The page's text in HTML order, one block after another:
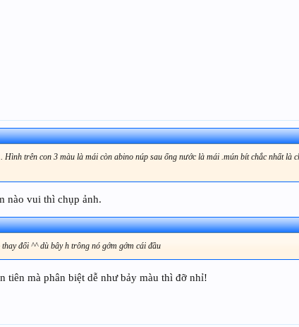
Hình trên con 3 màu là mái còn abino núp sau ống nước là mái .mún bít chắc nhất là
nào vui thì chụp ảnh.
đổi ^^ dù bây h trông nó gớm gớm cái đầu
tiên mà phân biệt dễ như bảy màu thì đỡ nhỉ!